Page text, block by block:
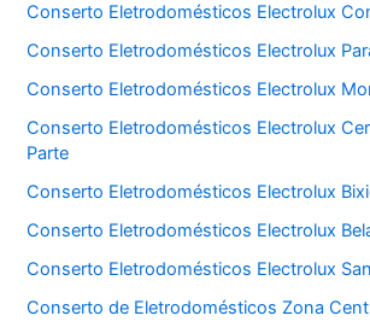
Conserto Eletrodomésticos Electrolux
Conserto Eletrodomésticos Electrolux
Conserto Eletrodomésticos Electrolux
Conserto Eletrodomésticos Electrolux
Parte
Conserto Eletrodomésticos Electrolux
Conserto Eletrodomésticos Electrolux
Conserto Eletrodomésticos Electrolux
Conserto de Eletrodomésticos Zona